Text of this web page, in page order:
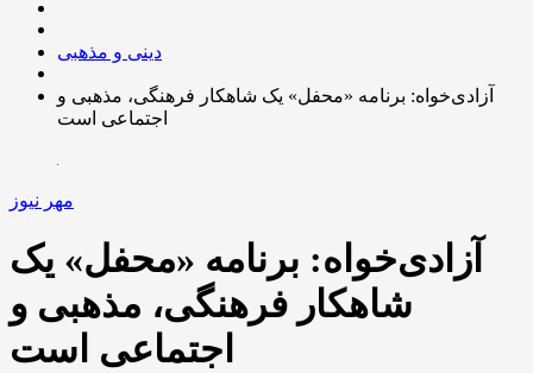
دینی و مذهبی
آزادی‌خواه: برنامه «محفل» یک شاهکار فرهنگی، مذهبی و
اجتماعی است
مهر نیوز
آزادی‌خواه: برنامه «محفل» یک
شاهکار فرهنگی، مذهبی و
اجتماعی است